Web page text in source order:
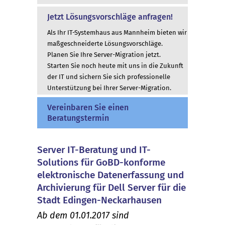
Jetzt Lösungsvorschläge anfragen!
Als Ihr IT-Systemhaus aus Mannheim bieten wir
maßgeschneiderte Lösungsvorschläge.
Planen Sie Ihre Server-Migration jetzt.
Starten Sie noch heute mit uns in die Zukunft
der IT und sichern Sie sich professionelle
Unterstützung bei Ihrer Server-Migration.
Vereinbaren Sie einen
Beratungstermin
Server IT-Beratung und IT-
Solutions für GoBD-konforme
elektronische Datenerfassung und
Archivierung für Dell Server für die
Stadt Edingen-Neckarhausen
Ab dem 01.01.2017 sind